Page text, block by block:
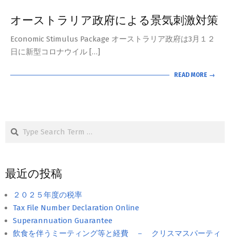
オーストラリア政府による景気刺激対策
Economic Stimulus Package オーストラリア政府は3月１２
日に新型コロナウイル […]
READ MORE →
Search
最近の投稿
２０２５年度の税率
Tax File Number Declaration Online
Superannuation Guarantee
飲食を伴うミーティング等と経費 － クリスマスパーティ